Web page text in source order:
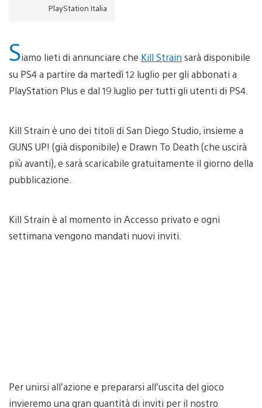
PlayStation Italia
Siamo lieti di annunciare che Kill Strain sarà disponibile
su PS4 a partire da martedì 12 luglio per gli abbonati a
PlayStation Plus e dal 19 luglio per tutti gli utenti di PS4.
Kill Strain è uno dei titoli di San Diego Studio, insieme a
GUNS UP! (già disponibile) e Drawn To Death (che uscirà
più avanti), e sarà scaricabile gratuitamente il giorno della
pubblicazione
Kill Strain è al momento in Accesso privato e ogni
settimana vengono mandati nuovi inviti.
Per unirsi all’azione e prepararsi all’uscita del gioco
invieremo una gran quantità di inviti per il nostro